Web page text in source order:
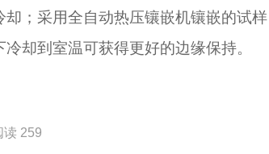
却；采用全自动热压镶嵌机镶嵌的试
冷却到室温可获得更好的边缘保持。
读 259